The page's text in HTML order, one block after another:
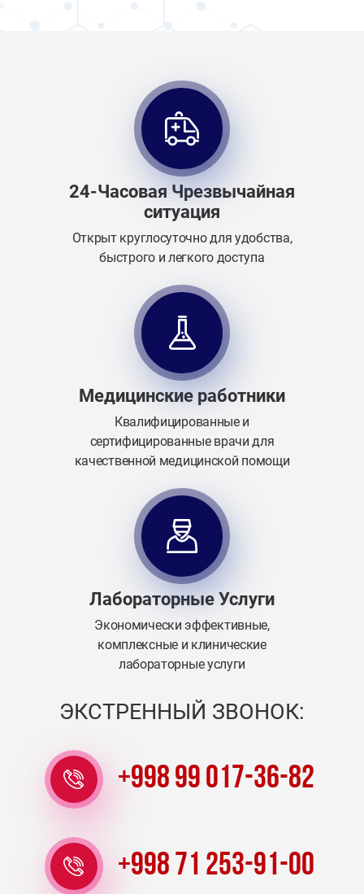
24-Часовая Чрезвычайная
ситуация
Открыт круглосуточно для удобства,
быстрого и легкого доступа
Медицинские работники
Квалифицированные и
сертифицированные врачи для
качественной медицинской помощи
Лабораторные Услуги
Экономически эффективные,
комплексные и клинические
лабораторные услуги
ЭКСТРЕННЫЙ ЗВОНОК:
+998 99 017-36-82
+998 71 253-91-00